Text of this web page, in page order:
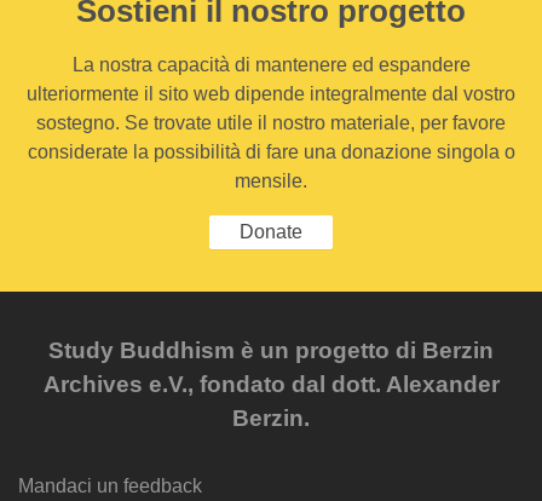
Sostieni il nostro progetto
La nostra capacità di mantenere ed espandere
ulteriormente il sito web dipende integralmente dal vostro
sostegno. Se trovate utile il nostro materiale, per favore
considerate la possibilità di fare una donazione singola o
mensile.
Donate
Study Buddhism è un progetto di Berzin
Archives e.V., fondato dal dott. Alexander
Berzin.
Mandaci un feedback